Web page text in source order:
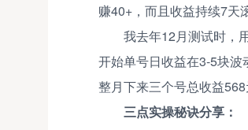
赚40+，而且收益持续7天
我去年12月测试时，
开始单号日收益在3-5块波
整月下来三个号总收益
三点实操秘诀分享：